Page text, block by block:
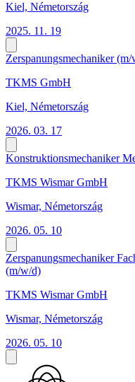
Kiel, Németország
2025. 11. 19
Zerspanungsmechaniker
TKMS GmbH
Kiel, Németország
2026. 03. 17
Konstruktionsmechaniker
TKMS Wismar GmbH
Wismar, Németország
2026. 05. 10
Zerspanungsmechaniker
(m/w/d)
TKMS Wismar GmbH
Wismar, Németország
2026. 05. 10